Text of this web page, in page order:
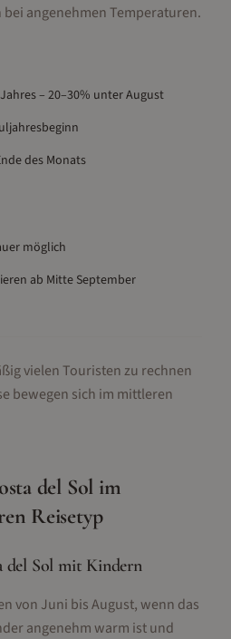
angenehmen Temperaturen.
– 20–30% unter August
des Monats
möglich
ab Mitte September
vielen Touristen zu rechnen
bewegen sich im mittleren
del Sol im
Reisetyp
del Sol mit Kindern
von Juni bis August, wenn das
angenehm warm ist und